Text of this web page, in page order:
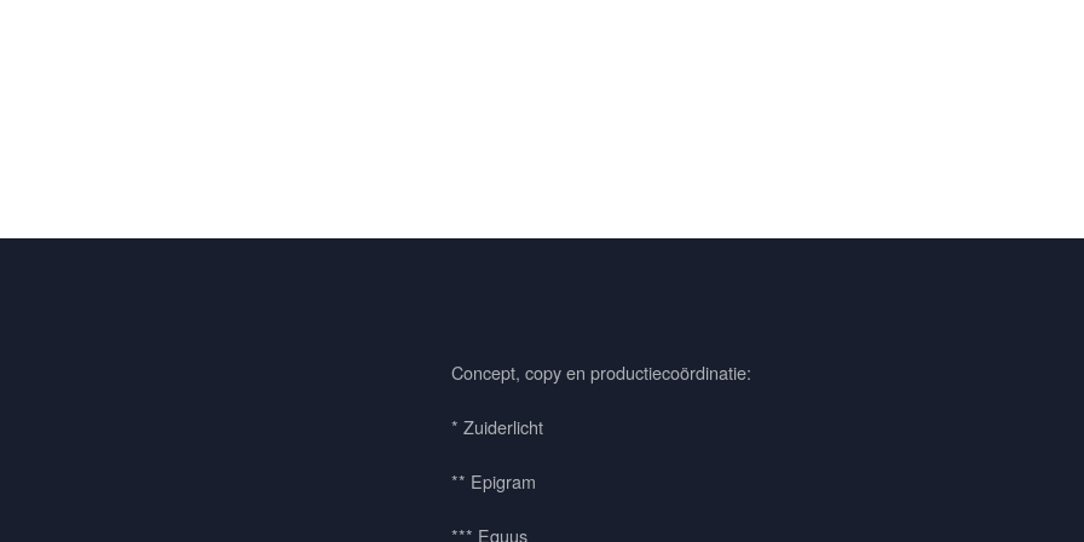
Concept, copy en productiecoördinatie:
* Zuiderlicht
** Epigram
*** Equus